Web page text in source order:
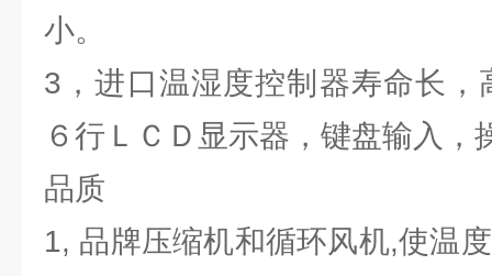
小。
3，进口温湿度控制器寿命长
６行ＬＣＤ显示器，键盘输入
品质
1, 品牌压缩机和循环风机,使温